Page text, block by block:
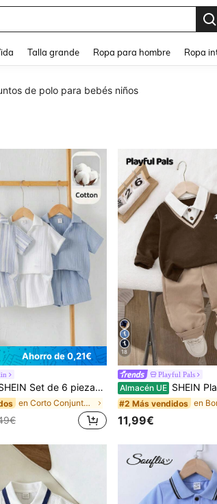
Talla grande Ropa para hombre Ropa
de polo para bebés niños
Ahorro de 0,21€
de 6 piezas de camisa polo de manga corta a rayas y pantalones cortos de cintura elástica de estilo casual de verano para niño pequeño, adecuado para fiesta de cumpleaños, fiesta de noche, actuación, boda, baby shower y celebración del 1er cumpleaños
en Corto Conjuntos de polo para bebés niños
18
Playful Pals
Almacén UE SHEIN Playful Pals 1 pieza Conjunto de bebé niño Polo de manga larga tejido 2 en 1 Sudadera
#2 Más vendidos
11,99€